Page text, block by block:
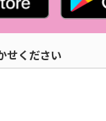
せください